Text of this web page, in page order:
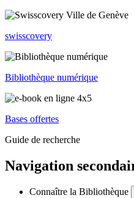
swisscovery
Bibliothèque numérique
Bases offertes
Guide de recherche
Navigation
Connaître la Bibliothèque